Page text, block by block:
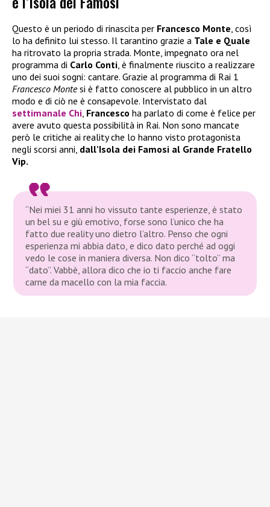
Questo è un periodo di rinascita per Francesco Monte, così
lo ha definito lui stesso. Il tarantino grazie a Tale e Quale
ha ritrovato la propria strada. Monte, impegnato ora nel
programma di Carlo Conti, è finalmente riuscito a realizzare
uno dei suoi sogni: cantare. Grazie al programma di Rai 1
Francesco Montesi è fatto conoscere al pubblico in un altro
modo e di ciò ne è consapevole. Intervistato dal
settimanale Chi, Francesco ha parlato di come è felice per
avere avuto questa possibilità in Rai. Non sono mancate
però le critiche ai reality che lo hanno visto protagonista
negli scorsi anni, dall’Isola dei Famosi al Grande Fratello
Vip.
“Nei miei 31 anni ho vissuto tante esperienze, è stato
un bel su e giù emotivo, forse sono l’unico che ha
fatto due reality uno dietro l’altro. Penso che ogni
esperienza mi abbia dato, e dico dato perché ad oggi
vedo le cose in maniera diversa. Non dico “tolto” ma
“dato”. Vabbè, allora dico che io ti faccio anche fare
carne da macello con la mia faccia.